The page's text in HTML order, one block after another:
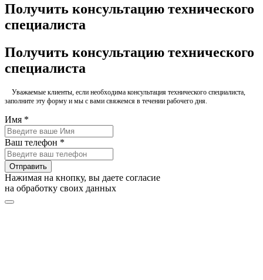
Получить консультацию технического
специалиста
Получить консультацию технического
специалиста
Уважаемые клиенты, если необходима консультация технического специалиста,
заполните эту форму и мы с вами свяжемся в течении рабочего дня.
Имя *
Ваш телефон *
Отправить
Нажимая на кнопку, вы даете согласие
на обработку своих данных